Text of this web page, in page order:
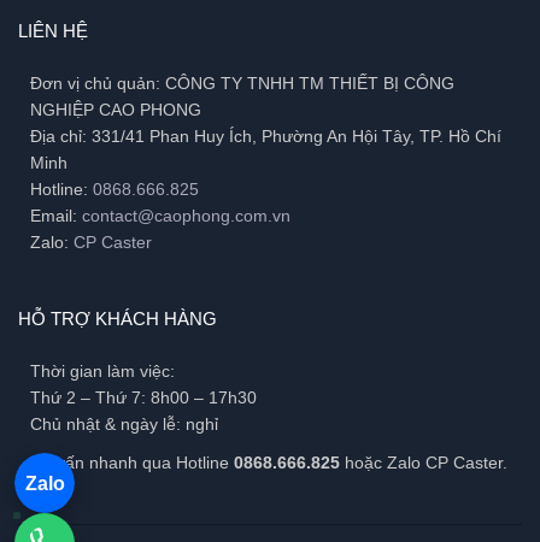
LIÊN HỆ
Đơn vị chủ quản: CÔNG TY TNHH TM THIẾT BỊ CÔNG
NGHIỆP CAO PHONG
Địa chỉ: 331/41 Phan Huy Ích, Phường An Hội Tây, TP. Hồ Chí
Minh
Hotline: 0868.666.825
Email: contact@caophong.com.vn
Zalo: CP Caster
HỖ TRỢ KHÁCH HÀNG
Thời gian làm việc:
Thứ 2 – Thứ 7: 8h00 – 17h30
Chủ nhật & ngày lễ: nghỉ
Tư vấn nhanh qua Hotline 0868.666.825 hoặc Zalo CP Caster.
Zalo